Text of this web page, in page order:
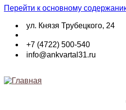
Перейти к основному
ул. Князя Трубецкого, 24
+7 (4722) 500-540
info@ankvartal31.ru